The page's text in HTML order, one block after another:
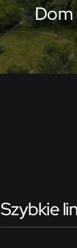
Dom
Szybkie